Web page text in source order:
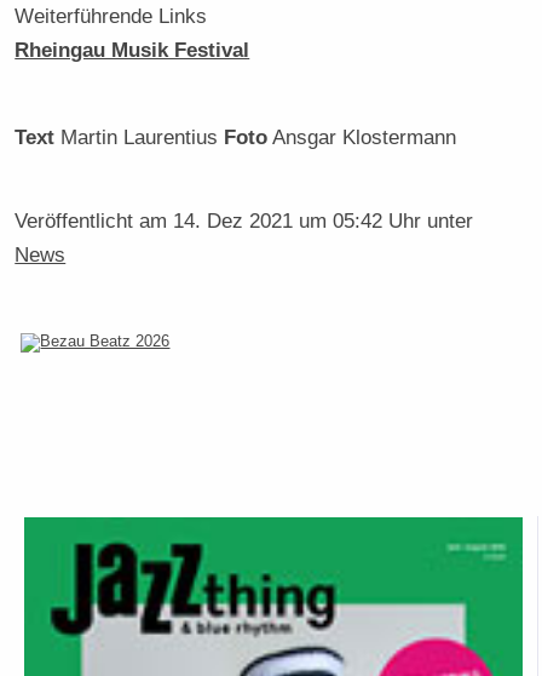
Weiterführende Links
Rheingau Musik Festival
Text Martin Laurentius Foto Ansgar Klostermann
Veröffentlicht am 14. Dez 2021 um 05:42 Uhr unter
News